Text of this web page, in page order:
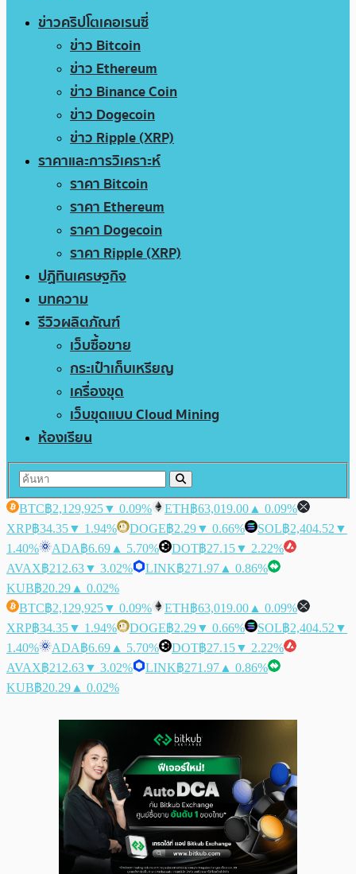
ข่าวคริปโตเคอเรนซี่
ข่าว Bitcoin
ข่าว Ethereum
ข่าว Binance Coin
ข่าว Dogecoin
ข่าว Ripple (XRP)
ราคาและการวิเคราะห์
ราคา Bitcoin
ราคา Ethereum
ราคา Dogecoin
ราคา Ripple (XRP)
ปฏิทินเศรษฐกิจ
บทความ
รีวิวผลิตภัณฑ์
เว็บซื้อขาย
กระเป๋าเก็บเหรียญ
เครื่องขุด
เว็บขุดแบบ Cloud Mining
ห้องเรียน
BTC฿2,129,925▼ 0.09% ETH฿63,019.00 ▲ 0.09%
XRP฿34.35▼ 1.94% DOGE฿2.29▼ 0.66% SOL฿2,404.52 ▼
1.40%
ADA฿6.69 ▲ 5.70% DOT฿27.15▼ 2.22%
AVAX฿212.63▼ 3.02% LINK฿271.97 ▲ 0.86%
KUB฿20.29 ▲ 0.02%
BTC฿2,129,925▼ 0.09% ETH฿63,019.00 ▲ 0.09%
XRP฿34.35▼ 1.94% DOGE฿2.29▼ 0.66% SOL฿2,404.52 ▼
1.40%
ADA฿6.69 ▲ 5.70% DOT฿27.15▼ 2.22%
AVAX฿212.63▼ 3.02% LINK฿271.97 ▲ 0.86%
KUB฿20.29 ▲ 0.02%